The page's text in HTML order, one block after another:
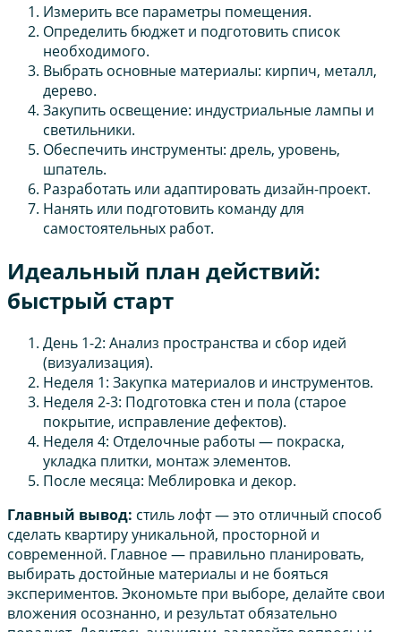
Измерить все параметры помещения.
Определить бюджет и подготовить список
необходимого.
Выбрать основные материалы: кирпич, металл,
дерево.
Закупить освещение: индустриальные лампы и
светильники.
Обеспечить инструменты: дрель, уровень,
шпатель.
Разработать или адаптировать дизайн-проект.
Нанять или подготовить команду для
самостоятельных работ.
Идеальный план действий:
быстрый старт
День 1-2: Анализ пространства и сбор идей
(визуализация).
Неделя 1: Закупка материалов и инструментов.
Неделя 2-3: Подготовка стен и пола (старое
покрытие, исправление дефектов).
Неделя 4: Отделочные работы — покраска,
укладка плитки, монтаж элементов.
После месяца: Меблировка и декор.
Главный вывод: стиль лофт — это отличный способ
сделать квартиру уникальной, просторной и
современной. Главное — правильно планировать,
выбирать достойные материалы и не бояться
экспериментов. Экономьте при выборе, делайте свои
вложения осознанно, и результат обязательно